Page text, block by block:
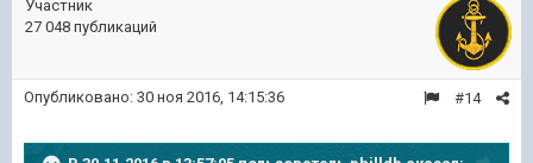
Участник
27 048 публикаций
#14
Опубликовано: 30 ноя 2016, 14:15:36